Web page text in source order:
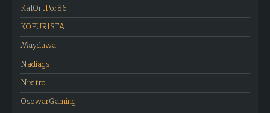
KalOrtPor86
KOPURISTA
Maydawa
Nadiags
Nixitro
OsowarGaming